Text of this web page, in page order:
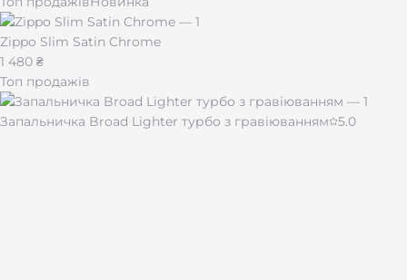
Замовляйте Clipper Jet Metal Black Matt уже
сьогодні— і отримаєте стильний аксесуар, який
підкреслить індивідуальність і стане надійним
супутником у будь-якій ситуації.
Zippo Slim Satin Chrome
1 480 ₴
Топ продажів
Запальничка Broad Lighter турбо з гравіюванням
5.0